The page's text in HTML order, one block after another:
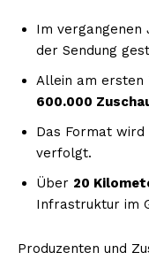
Im vergangenen
der Sendung
Allein am ersten
600.000
Das Format wird
verfolgt.
Über 20
Infrastruktur im
Produzenten und